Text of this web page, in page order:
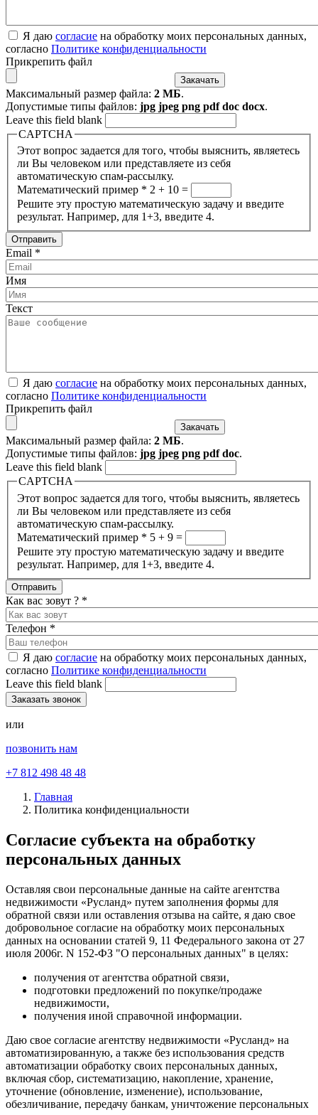
Я даю согласие на обработку моих персональных данных,
согласно Политике конфиденциальности
Прикрепить файл
Максимальный размер файла: 2 МБ.
Допустимые типы файлов: jpg jpeg png pdf doc docx.
Leave this field blank
CAPTCHA
Этот вопрос задается для того, чтобы выяснить, являетесь
ли Вы человеком или представляете из себя
автоматическую спам-рассылку.
Математический пример * 2 + 10 =
Решите эту простую математическую задачу и введите
результат. Например, для 1+3, введите 4.
Email *
Имя
Текст
Я даю согласие на обработку моих персональных данных,
согласно Политике конфиденциальности
Прикрепить файл
Максимальный размер файла: 2 МБ.
Допустимые типы файлов: jpg jpeg png pdf doc.
Leave this field blank
CAPTCHA
Этот вопрос задается для того, чтобы выяснить, являетесь
ли Вы человеком или представляете из себя
автоматическую спам-рассылку.
Математический пример * 5 + 9 =
Решите эту простую математическую задачу и введите
результат. Например, для 1+3, введите 4.
Как вас зовут ? *
Телефон *
Я даю согласие на обработку моих персональных данных,
согласно Политике конфиденциальности
Leave this field blank
или
позвонить нам
+7 812 498 48 48
Главная
Политика конфиденциальности
Согласие субъекта на обработку
персональных данных
Оставляя свои персональные данные на сайте агентства
недвижимости «Русланд» путем заполнения формы для
обратной связи или оставления отзыва на сайте, я даю свое
добровольное согласие на обработку моих персональных
данных на основании статей 9, 11 Федерального закона от 27
июля 2006г. N 152-ФЗ "О персональных данных" в целях:
получения от агентства обратной связи,
подготовки предложений по покупке/продаже
недвижимости,
получения иной справочной информации.
Даю свое согласие агентству недвижимости «Русланд» на
автоматизированную, а также без использования средств
автоматизации обработку своих персональных данных,
включая сбор, систематизацию, накопление, хранение,
уточнение (обновление, изменение), использование,
обезличивание, передачу банкам, уничтожение персональных